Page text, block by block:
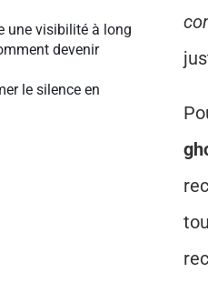
une visibilité à long
devenir
le silence en